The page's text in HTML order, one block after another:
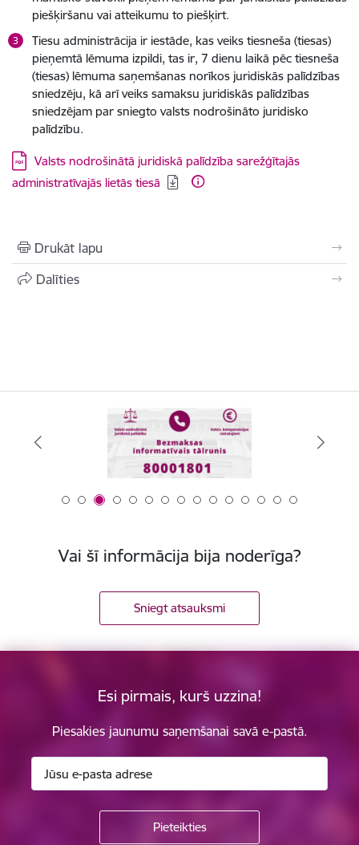
piešķiršanu vai atteikumu to piešķirt.
Tiesu administrācija ir iestāde, kas veiks tiesneša (tiesas)
pieņemtā lēmuma izpildi, tas ir, 7 dienu laikā pēc tiesneša
(tiesas) lēmuma saņemšanas norīkos juridiskās palīdzības
sniedzēju, kā arī veiks samaksu juridiskās palīdzības
sniedzējam par sniegto valsts nodrošināto juridisko
palīdzību.
Lejupielādēt:
Valsts nodrošinātā juridiskā palīdzība sarežģītajās
administratīvajās lietās tiesā
Drukāt lapu
Dalīties
Vai šī informācija bija noderīga?
Sniegt atsauksmi
Esi pirmais, kurš uzzina!
Piesakies jaunumu saņemšanai savā e-pastā.